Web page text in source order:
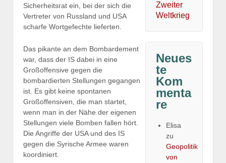
Sicherheitsrat ein, bei der sich die
Vertreter von Russland und USA
scharfe Wortgefechte lieferten.
Das pikante an dem Bombardement
war, dass der IS dabei in eine
Großoffensive gegen die
bombardierten Stellungen gegangen
ist. Es gibt keine spontanen
Großoffensiven, die man startet,
wenn man in der Nähe der eigenen
Stellungen viele Bomben fallen hört.
Die Angriffe der USA und des IS
gegen die Syrische Armee waren
koordiniert.
Zweiter
Weltkrieg
Neues
te
Kom
menta
re
Elisa
zu
Geopolitik
von